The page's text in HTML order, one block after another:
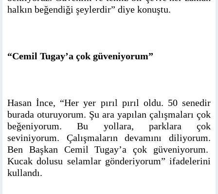
halkın beğendiği şeylerdir” diye konuştu.
“Cemil Tugay’a çok güveniyorum”
Hasan İnce, “Her yer pırıl pırıl oldu. 50 senedir
burada oturuyorum. Şu ara yapılan çalışmaları çok
beğeniyorum. Bu yollara, parklara çok
seviniyorum. Çalışmaların devamını diliyorum.
Ben Başkan Cemil Tugay’a çok güveniyorum.
Kucak dolusu selamlar gönderiyorum” ifadelerini
kullandı.